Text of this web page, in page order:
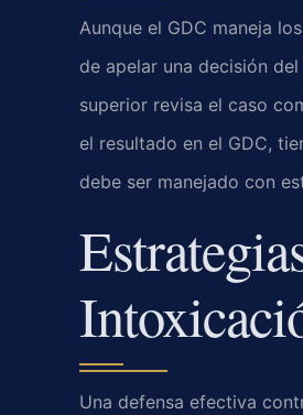
Aunque el GDC maneja
de apelar una decisión
superior revisa el caso
el resultado en el GDC,
debe ser manejado con
Una defensa efectiva